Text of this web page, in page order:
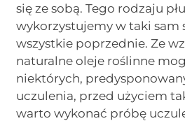
się ze sobą. Tego rodzaju
wykorzystujemy w taki sam
wszystkie poprzednie. Ze
naturalne oleje roślinne
niektórych,
uczulenia, przed użyciem
warto wykonać próbę